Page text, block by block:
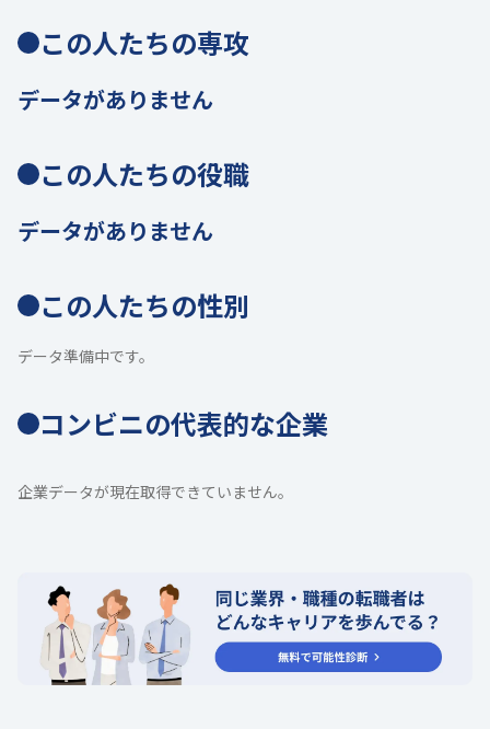
この人たちの専攻
データがありません
この人たちの役職
データがありません
この人たちの性別
データ準備中です。
コンビニの代表的な企業
企業データが現在取得できていません。